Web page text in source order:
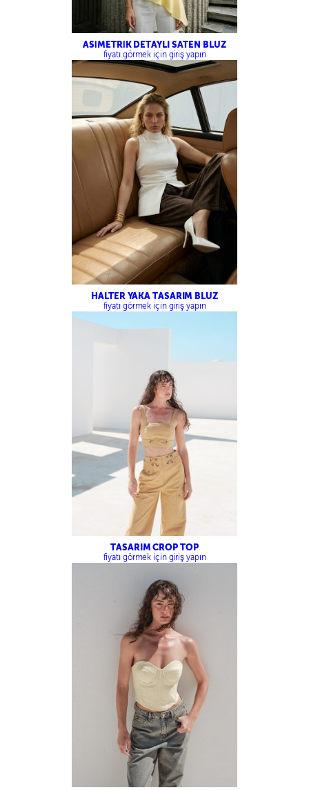
ASİMETRİK DETAYLI SATEN BLUZ
fiyatı görmek için giriş yapın
HALTER YAKA TASARIM BLUZ
fiyatı görmek için giriş yapın
TASARIM CROP TOP
fiyatı görmek için giriş yapın